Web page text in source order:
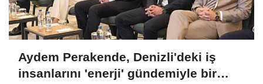
Aydem Perakende, Denizli'deki iş
insanlarını 'enerji' gündemiyle bir